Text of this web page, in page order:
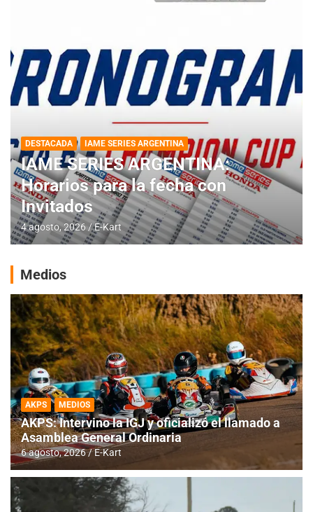
DESTACADA IAME SERIES ARGENTINA
IAME SERIES ARGENTINA:
Horarios para la fecha con
Invitados
4 agosto, 2026 E-Kart
Medios
AKPS MEDIOS
AKPS: Intervino la IGJ y oficializó el llamado a
Asamblea General Ordinaria
6 agosto, 2026 E-Kart